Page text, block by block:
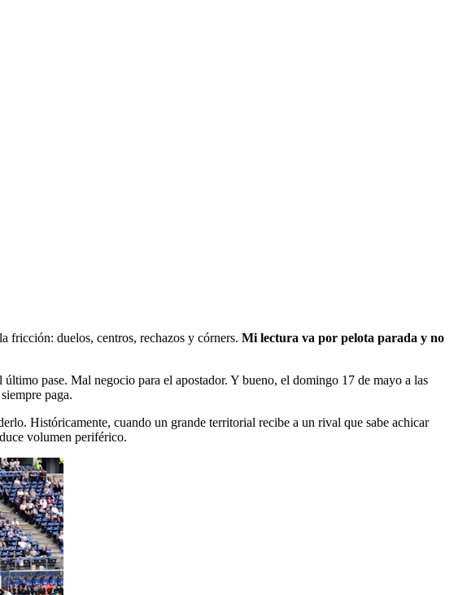
fricción: duelos, centros, rechazos y córners. Mi lectura va por pelota parada y no
pase. Mal negocio para el apostador. Y bueno, el domingo 17 de mayo a las
paga.
Históricamente, cuando un grande territorial recibe a un rival que sabe achicar
volumen periférico.